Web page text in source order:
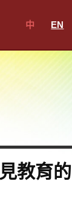
中 EN
教育的